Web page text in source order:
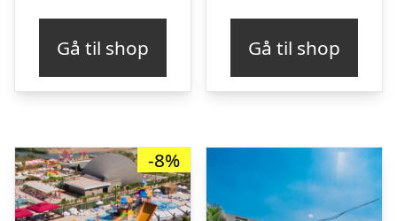
Gå til shop Gå til shop
-8%